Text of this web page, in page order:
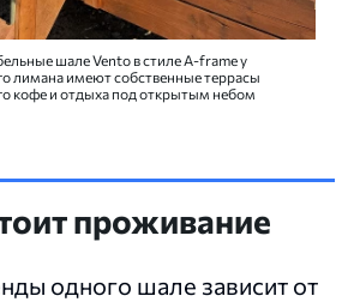
шале Vento в стиле A-frame у
лимана имеют собственные террасы
кофе и отдыха под открытым небом
проживание
одного шале зависит от